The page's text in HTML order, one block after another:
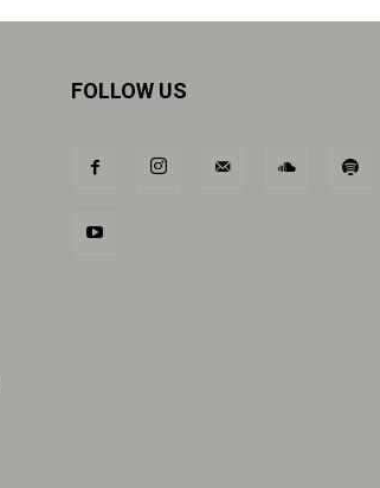
FOLLOW US